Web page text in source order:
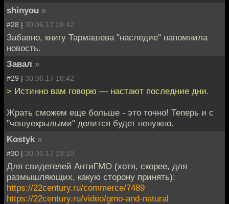
shinyou »
#28 | 30.06.17 18:42
Забавно, книгу Тармашева "наследие" напомнила
новость.
Завал »
#29 | 30.06.17 18:42
> Истинно вам говорю — настают последние дни.
Жрать сможем еще больше - это точно! Теперь и с
"чешуекрылыми" делится будет ненужно.
Kostyk »
#30 | 30.06.17 19:10
Для свидетелей АнтиГМО (хотя, скорее, для
размышляющих, какую сторону принять):
https://22century.ru/commerce/7489
https://22century.ru/video/gmo-and-natural